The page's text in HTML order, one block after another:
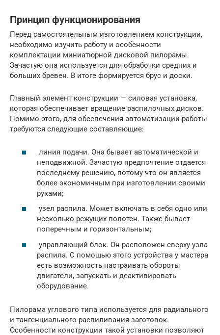
Принцип функционирования
Перед самостоятельным изготовлением конструкции,
необходимо изучить работу и особенности
комплектации миниатюрной дисковой пилорамы.
Зачастую она используется для обработки средних и
больших бревен. В итоге формируется брус и доски.
Главный элемент конструкции — силовая установка,
которая обеспечивает вращение распилочных дисков.
Помимо этого, для обеспечения автоматизации работы
требуются следующие составляющие:
линия подачи. Она бывает автоматической и
неподвижной. Зачастую предпочтение отдается
последнему решению, потому что он является
более экономичным при изготовлении своими
руками;
узел распила. Может включать в себя одно или
несколько режущих полотен. Также бывает
поперечным и горизонтальным;
управляющий блок. Он расположен сверху узла
распила. С помощью этого устройства у мастера
есть возможность настраивать обороты
двигатели, запускать и деактивировать
оборудование.
Пилорама углового типа используется для радиального
и тангенциального распиливания заготовок.
Особенности конструкции такой установки позволяют